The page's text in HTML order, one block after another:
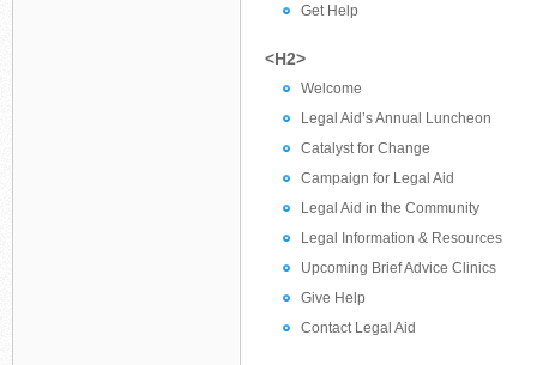
Get Help
<H2>
Welcome
Legal Aid’s Annual Luncheon
Catalyst for Change
Campaign for Legal Aid
Legal Aid in the Community
Legal Information & Resources
Upcoming Brief Advice Clinics
Give Help
Contact Legal Aid